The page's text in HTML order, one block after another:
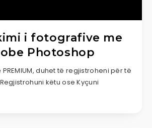
i fotografive me
Photoshop
duhet të regjistroheni për të
këtu ose Kyçuni